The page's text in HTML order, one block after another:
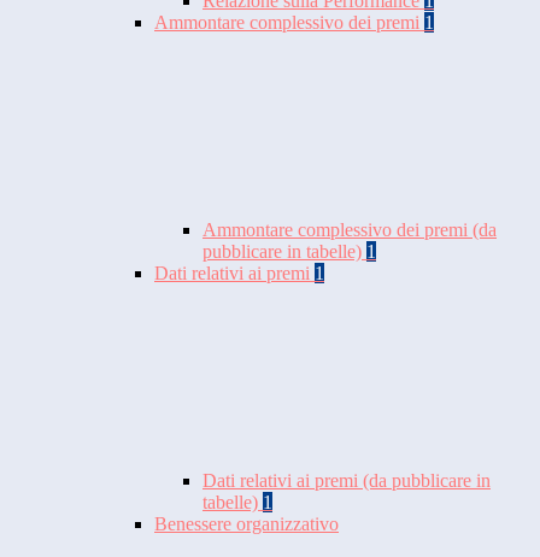
Ammontare complessivo dei premi 1
Ammontare complessivo dei premi (da
pubblicare in tabelle) 1
Dati relativi ai premi 1
Dati relativi ai premi (da pubblicare in
tabelle) 1
Benessere organizzativo